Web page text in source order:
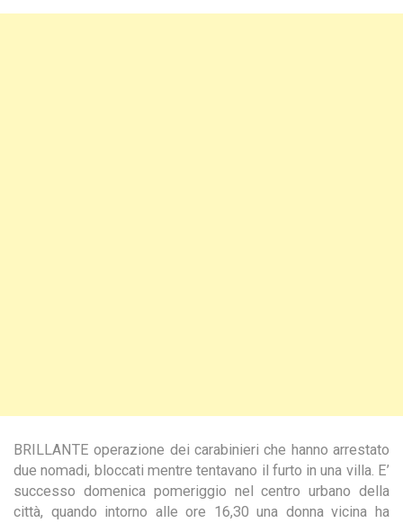
BRILLANTE operazione dei carabinieri che hanno arrestato
due nomadi, bloccati mentre tentavano il furto in una villa. E’
successo domenica pomeriggio nel centro urbano della
città, quando intorno alle ore 16,30 una donna vicina ha